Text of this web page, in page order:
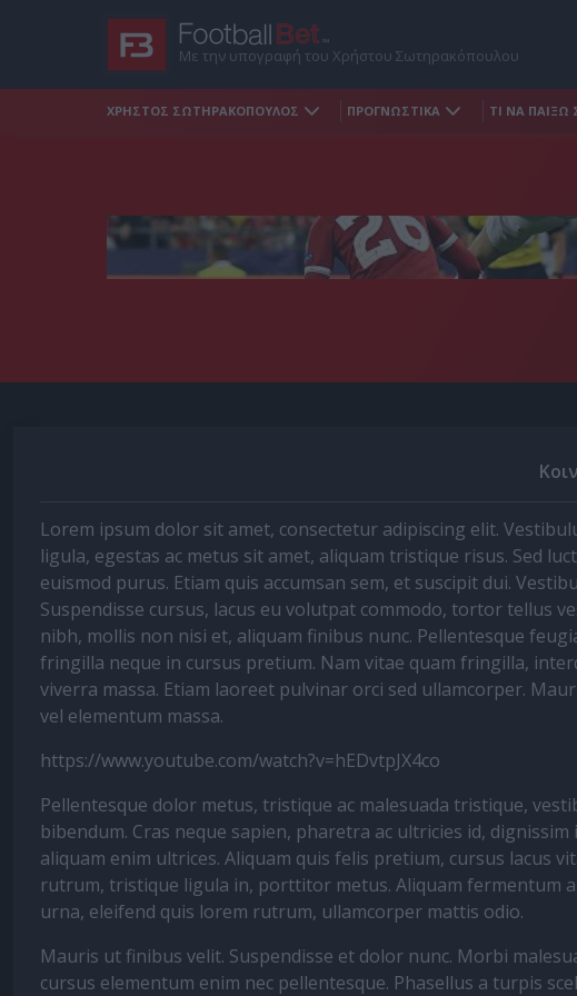
Με την υπογραφή του Χρήστου Σωτηρακόπουλου
ΧΡΗΣΤΟΣ ΣΩΤΗΡΑΚΟΠΟΥΛΟΣ ΠΡΟΓΝΩΣΤΙΚΑ ΤΙ ΝΑ ΠΑΙΞΩ
KIEV, UKRAINE - MAY 26: Gareth Bale of Real Madrid shoots and
League Final between Real Madrid and Liverpool at NSC Olimpiyskiy
Ramos/Getty Images)
Lorem ipsum dolor sit amet, consectetur adipiscing elit.
ligula, egestas ac metus sit amet, aliquam tristique risus. Sed
euismod purus. Etiam quis accumsan sem, et suscipit dui.
Suspendisse cursus, lacus eu volutpat commodo, tortor tellus
nibh, mollis non nisi et, aliquam finibus nunc. Pellentesque
fringilla neque in cursus pretium. Nam vitae quam fringilla,
viverra massa. Etiam laoreet pulvinar orci sed ullamcorper.
vel elementum massa.
https://www.youtube.com/watch?v=hEDvtpJX4co
Pellentesque dolor metus, tristique ac malesuada tristique,
bibendum. Cras neque sapien, pharetra ac ultricies id,
aliquam enim ultrices. Aliquam quis felis pretium, cursus lacus
rutrum, tristique ligula in, porttitor metus. Aliquam fermentum
urna, eleifend quis lorem rutrum, ullamcorper mattis odio.
Mauris ut finibus velit. Suspendisse et dolor nunc. Morbi
cursus elementum enim nec pellentesque. Phasellus a turpis